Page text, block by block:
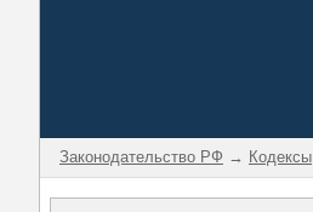
Законодательство РФ → Кодексы